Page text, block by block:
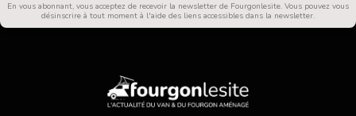
En vous abonnant, vous acceptez de recevoir la newsletter de Fourgonlesite. Vous pouvez vous
désinscrire à tout moment à l'aide des liens accessibles dans la newsletter.